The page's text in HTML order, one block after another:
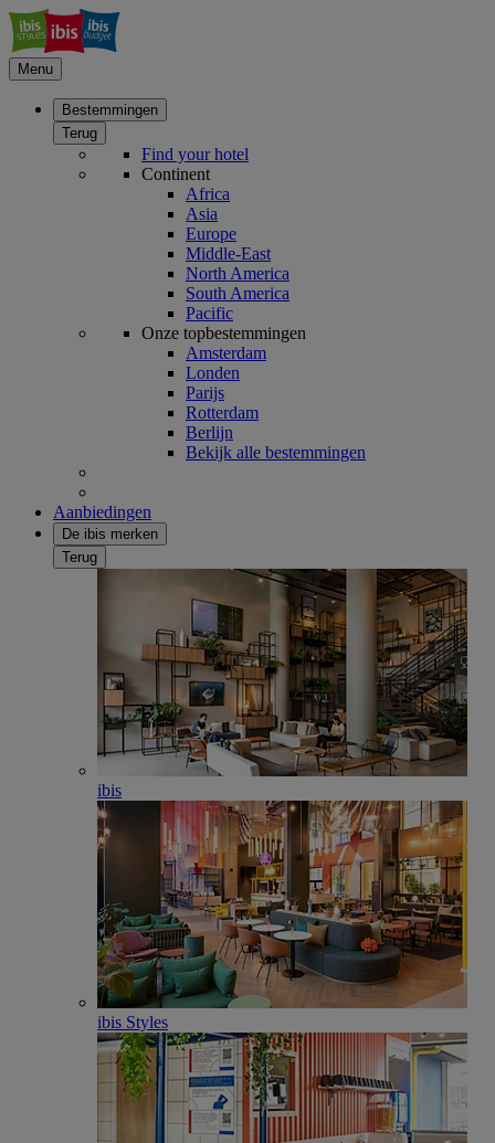
Menu
Bestemmingen
Terug
Find your hotel
Continent
Africa
Asia
Europe
Middle-East
North America
South America
Pacific
Onze topbestemmingen
Amsterdam
Londen
Parijs
Rotterdam
Berlijn
Bekijk alle bestemmingen
Aanbiedingen
De ibis merken
Terug
ibis
ibis Styles